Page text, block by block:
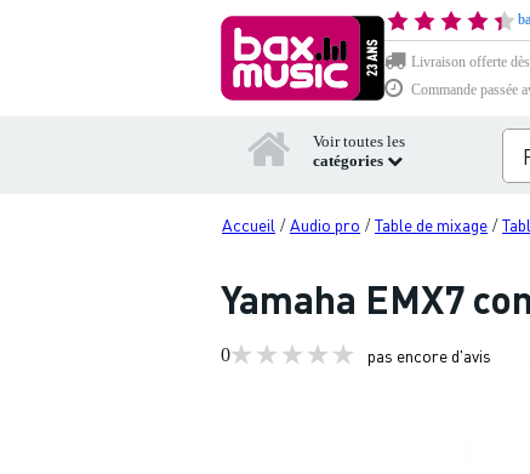
Livraison offerte
Commande passée
Voir toutes les
catégories
Accueil /Audio pro /Table de mixage /
Yamaha EMX7
0 pas encore d'avis